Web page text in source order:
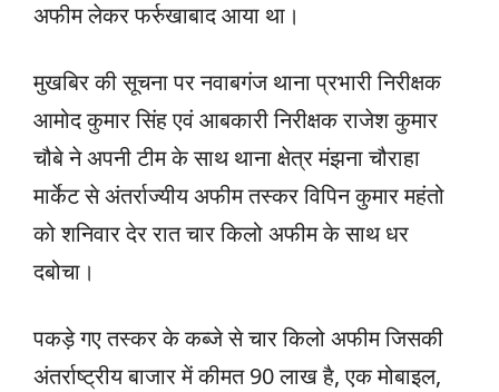
अफीम लेकर फर्रुखाबाद आया था।
मुखबिर की सूचना पर नवाबगंज थाना प्रभारी निरीक्षक
आमोद कुमार सिंह एवं आबकारी निरीक्षक राजेश कुमार
चौबे ने अपनी टीम के साथ थाना क्षेत्र मंझना चौराहा
मार्केट से अंतर्राज्यीय अफीम तस्कर विपिन कुमार महंतो
को शनिवार देर रात चार किलो अफीम के साथ धर
दबोचा।
पकड़े गए तस्कर के कब्जे से चार किलो अफीम जिसकी
अंतर्राष्ट्रीय बाजार में कीमत 90 लाख है, एक मोबाइल,